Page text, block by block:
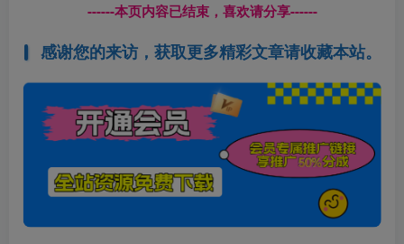
------本页内容已结束，喜欢请分享------
感谢您的来访，获取更多精彩文章请收藏本站。